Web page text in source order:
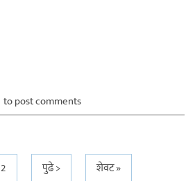
to post comments
2 पुढे > शेवट »